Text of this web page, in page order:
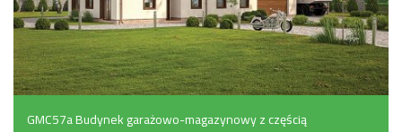
GMC57a Budynek garażowo-magazynowy z częścią